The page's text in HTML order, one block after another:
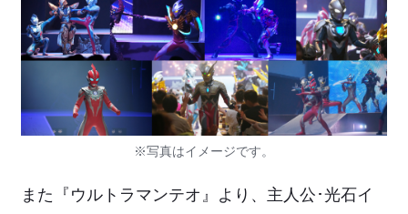
※写真はイメージです。
また『ウルトラマンテオ』より、主人公･光石イ